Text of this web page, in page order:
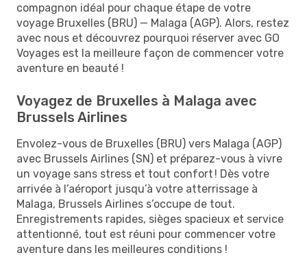
compagnon idéal pour chaque étape de votre
voyage Bruxelles (BRU) — Malaga (AGP). Alors, restez
avec nous et découvrez pourquoi réserver avec GO
Voyages est la meilleure façon de commencer votre
aventure en beauté !
Voyagez de Bruxelles à Malaga avec
Brussels Airlines
Envolez-vous de Bruxelles (BRU) vers Malaga (AGP)
avec Brussels Airlines (SN) et préparez-vous à vivre
un voyage sans stress et tout confort ! Dès votre
arrivée à l’aéroport jusqu’à votre atterrissage à
Malaga, Brussels Airlines s’occupe de tout.
Enregistrements rapides, sièges spacieux et service
attentionné, tout est réuni pour commencer votre
aventure dans les meilleures conditions !